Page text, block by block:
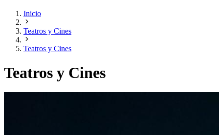
Inicio
Teatros y Cines
Teatros y Cines
Teatros y Cines